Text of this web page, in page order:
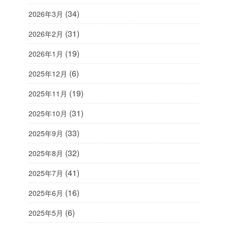
2026年3月 (34)
2026年2月 (31)
2026年1月 (19)
2025年12月 (6)
2025年11月 (19)
2025年10月 (31)
2025年9月 (33)
2025年8月 (32)
2025年7月 (41)
2025年6月 (16)
2025年5月 (6)